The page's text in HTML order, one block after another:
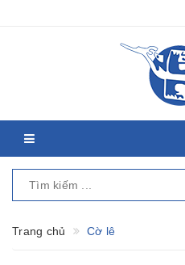
Trang chủ Cờ lê